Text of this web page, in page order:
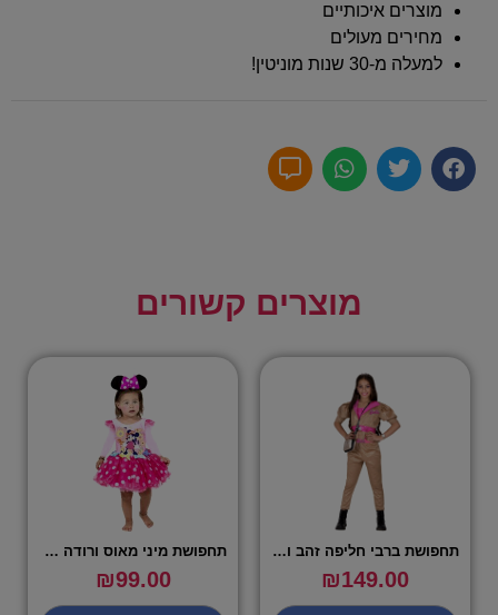
מוצרים איכותיים
מחירים מעולים
למעלה מ-30 שנות מוניטין!
מוצרים קשורים
תחפושת ברבי חליפה זהב ורוד – שושי זוהר
₪149.00
תחפושת מיני מאוס ורודה לילדות – שושי זוהר
₪99.00